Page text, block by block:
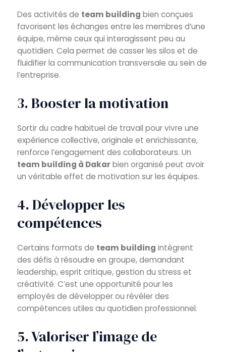
Des activités de team building bien conçues
favorisent les échanges entre les membres d’une
équipe, même ceux qui interagissent peu au
quotidien. Cela permet de casser les silos et de
fluidifier la communication transversale au sein de
l’entreprise.
3. Booster la motivation
Sortir du cadre habituel de travail pour vivre une
expérience collective, originale et enrichissante,
renforce l’engagement des collaborateurs. Un
team building à Dakarbien organisé peut avoir
un véritable effet de motivation sur les équipes.
4. Développer les
compétences
Certains formats de team building intègrent
des défis à résoudre en groupe, demandant
leadership, esprit critique, gestion du stress et
créativité. C’est une opportunité pour les
employés de développer ou révéler des
compétences utiles au quotidien professionnel.
5. Valoriser l’image de